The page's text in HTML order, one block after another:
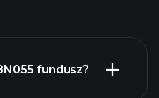
fundusz?